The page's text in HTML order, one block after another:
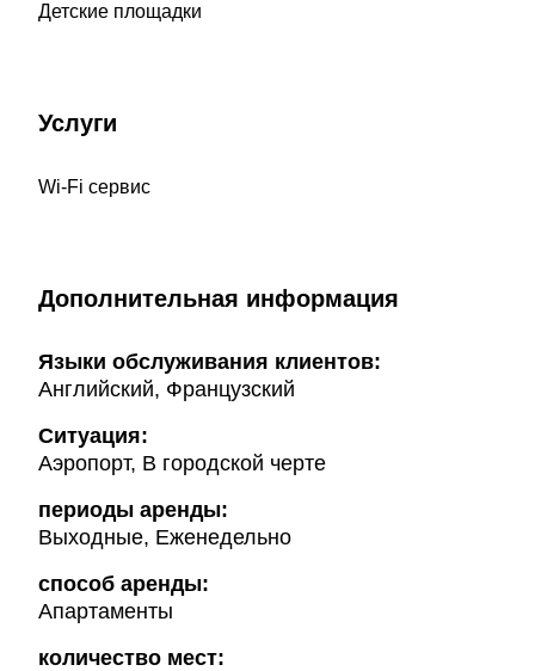
Детские площадки
Услуги
Wi-Fi сервис
Дополнительная информация
Языки обслуживания клиентов:
Английский, Французский
Ситуация:
Аэропорт, В городской черте
периоды аренды:
Выходные, Еженедельно
способ аренды:
Апартаменты
количество мест: